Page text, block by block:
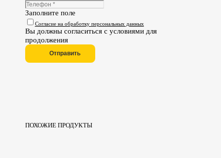
Заполните поле
Согласие на обработку персональных данных
Вы должны согласиться с условиями для
продолжения
Отправить
ПОХОЖИЕ ПРОДУКТЫ